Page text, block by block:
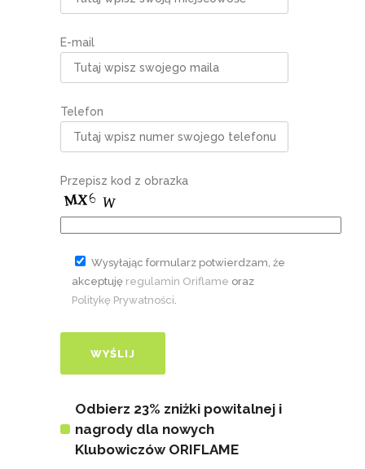
E-mail
Telefon
Przepisz kod z obrazka
Wysyłając formularz potwierdzam, że
akceptuję regulamin Oriflame oraz
Politykę Prywatności
Odbierz 23% zniżki powitalnej i
nagrody dla nowych
Klubowiczów ORIFLAME